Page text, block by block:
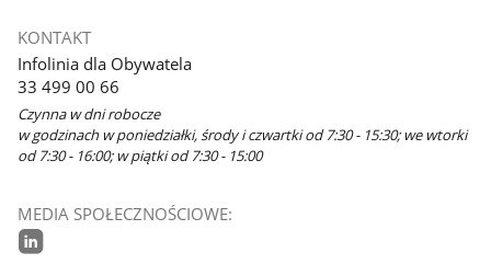
KONTAKT
Infolinia dla Obywatela
33 499 00 66
Czynna w dni robocze
w godzinach w poniedziałki, środy i czwartki od 7:30 - 15:30; we wtorki
od 7:30 - 16:00; w piątki od 7:30 - 15:00
MEDIA SPOŁECZNOŚCIOWE: